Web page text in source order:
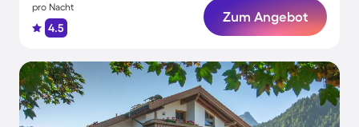
pro Nacht
4.5
Zum Angebot